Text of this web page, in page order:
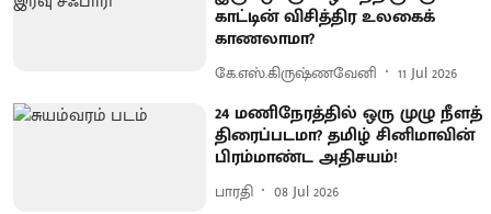
காட்டின் விசித்திர உலகைக்
காணலாமா?
கே.எஸ்.கிருஷ்ணவேனி 11 Jul 2026
24 மணிநேரத்தில் ஒரு முழு நீளத்
திரைப்படமா? தமிழ் சினிமாவின்
பிரம்மாண்ட அதிசயம்!
பாரதி 08 Jul 2026